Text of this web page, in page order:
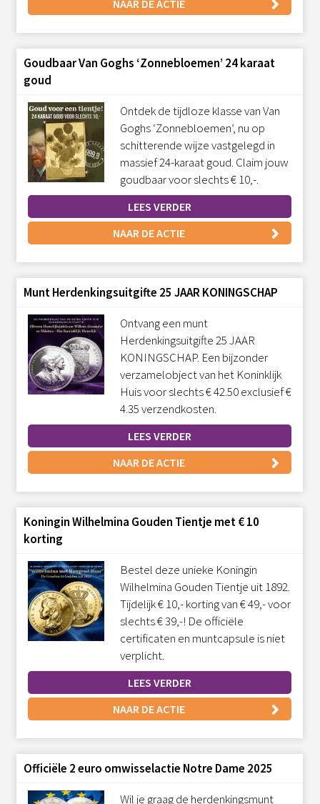
NAAR DE ACTIE
Goudbaar Van Goghs ‘Zonnebloemen’ 24 karaat
goud
Ontdek de tijdloze klasse van Van
Goghs ‘Zonnebloemen’, nu op
schitterende wijze vastgelegd in
massief 24-karaat goud. Claim jouw
goudbaar voor slechts € 10,-.
LEES VERDER
NAAR DE ACTIE
Munt Herdenkingsuitgifte 25 JAAR KONINGSCHAP
Ontvang een munt
Herdenkingsuitgifte 25 JAAR
KONINGSCHAP. Een bijzonder
verzamelobject van het Koninklijk
Huis voor slechts € 42.50 exclusief €
4.35 verzendkosten.
LEES VERDER
NAAR DE ACTIE
Koningin Wilhelmina Gouden Tientje met € 10
korting
Bestel deze unieke Koningin
Wilhelmina Gouden Tientje uit 1892.
Tijdelijk € 10,- korting van € 49,- voor
slechts € 39,-! De officiële
certificaten en muntcapsule is niet
verplicht.
LEES VERDER
NAAR DE ACTIE
Officiële 2 euro omwisselactie Notre Dame 2025
Wil je graag de herdenkingsmunt